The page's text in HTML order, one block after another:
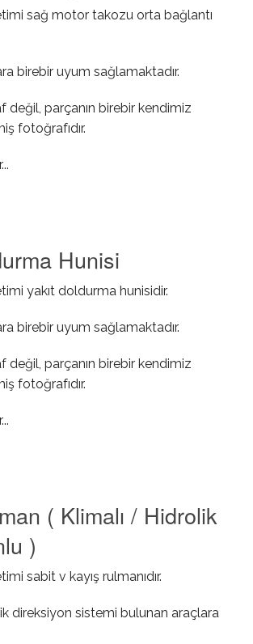
sağ motor takozu orta bağlantı
birebir uyum sağlamaktadır.
değil, parçanın birebir kendimiz
fotoğrafıdır.
Braketi hakkında
Hunisi
yakıt doldurma hunisidir.
birebir uyum sağlamaktadır.
değil, parçanın birebir kendimiz
fotoğrafıdır.
hakkında
( Klimalı / Hidrolik
)
sabit v kayış rulmanıdır.
direksiyon sistemi bulunan araçlara